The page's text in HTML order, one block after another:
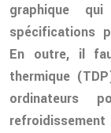
graphique
spécifications
En outre, il
thermique
ordinateurs